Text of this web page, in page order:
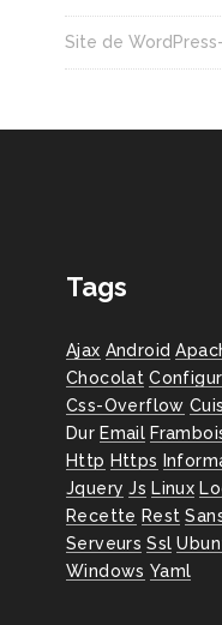
Site de
Tags
Ajax Android
Chocolat
Css-Overflow
Dur Email
Http Https
Jquery Js Linux
Recette Rest
Serveurs Ssl
Windows Yaml